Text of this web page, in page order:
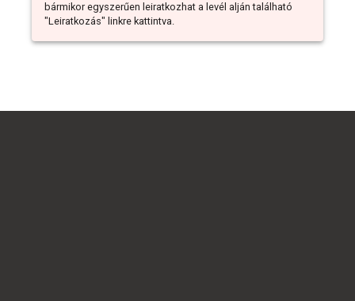
bármikor egyszerűen leiratkozhat a levél alján található
"Leiratkozás" linkre kattintva.